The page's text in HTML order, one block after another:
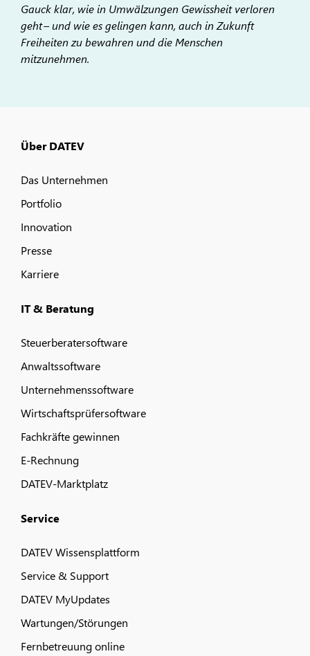
Gauck klar, wie in Umwälzungen Gewissheit verloren
geht – und wie es gelingen kann, auch in Zukunft
Freiheiten zu bewahren und die Menschen
mitzunehmen.
Über DATEV
Das Unternehmen
Portfolio
Innovation
Presse
Karriere
IT & Beratung
Steuerberatersoftware
Anwaltssoftware
Unternehmenssoftware
Wirtschaftsprüfersoftware
Fachkräfte gewinnen
E-Rechnung
DATEV-Marktplatz
Service
DATEV Wissensplattform
Service & Support
DATEV MyUpdates
Wartungen/Störungen
Fernbetreuung online